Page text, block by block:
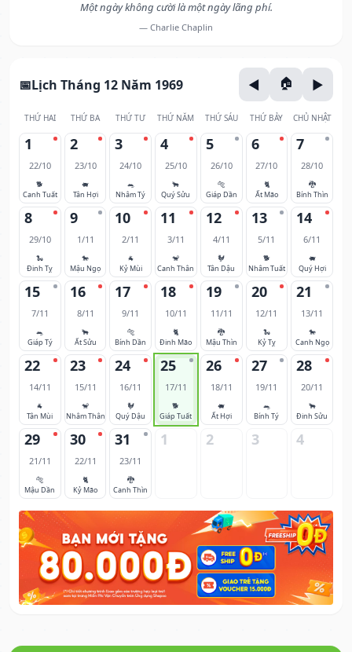
Một ngày không cười là một ngày lãng phí.
— Charlie Chaplin
Lịch Tháng 12 Năm 1969
THỨ HAI THỨ BA THỨ TƯ THỨ NĂM THỨ SÁU THỨ BẢY CHỦ NHẬT
1
22/10
🐕
Canh Tuất
2
23/10
🐖
Tân Hợi
3
24/10
🐀
Nhâm Tý
4
25/10
🐂
Quý Sửu
5
26/10
🐅
Giáp Dần
6
27/10
🐈
Ất Mão
7
28/10
🐉
Bính Thìn
8
29/10
🐍
Đinh Tỵ
9
1/11
🐎
Mậu Ngọ
10
2/11
🐐
Kỷ Mùi
11
3/11
🐒
Canh Thân
12
4/11
🐓
Tân Dậu
13
5/11
🐕
Nhâm Tuất
14
6/11
🐖
Quý Hợi
15
7/11
🐀
Giáp Tý
16
8/11
🐂
Ất Sửu
17
9/11
🐅
Bính Dần
18
10/11
🐈
Đinh Mão
19
11/11
🐉
Mậu Thìn
20
12/11
🐍
Kỷ Tỵ
21
13/11
🐎
Canh Ngọ
22
14/11
🐐
Tân Mùi
23
15/11
🐒
Nhâm Thân
24
16/11
🐓
Quý Dậu
25
17/11
🐕
Giáp Tuất
26
18/11
🐖
Ất Hợi
27
19/11
🐀
Bính Tý
28
20/11
🐂
Đinh Sửu
29
21/11
🐅
Mậu Dần
30
22/11
🐈
Kỷ Mão
31
23/11
🐉
Canh Thìn
1 2 3 4